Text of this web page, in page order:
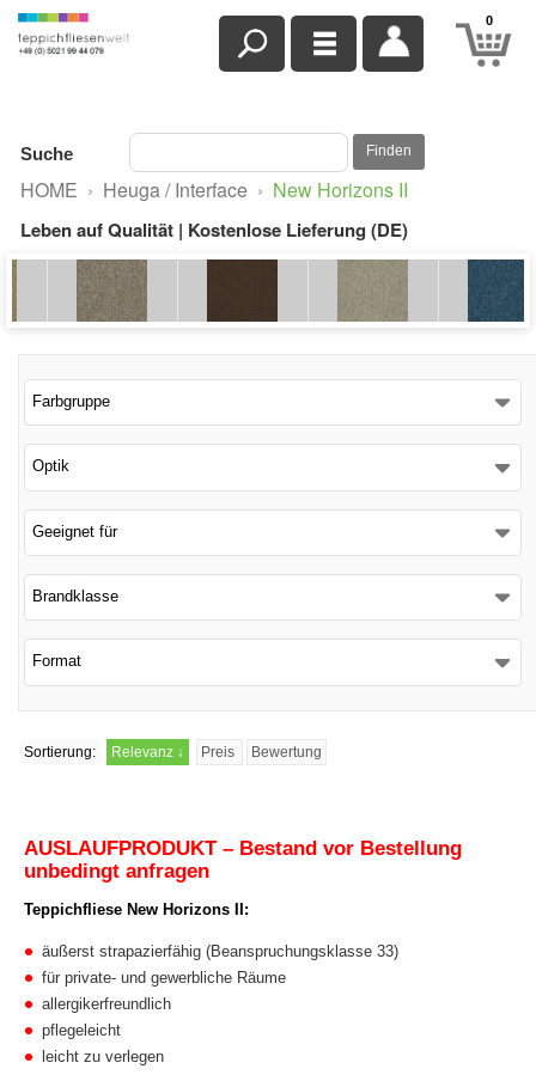
0
Suche Finden
HOME › Heuga / Interface › New Horizons II
Leben auf Qualität | Kostenlose Lieferung (DE)
Farbgruppe
Optik
Geeignet für
Brandklasse
Format
Sortierung: Relevanz ↓ Preis Bewertung
AUSLAUFPRODUKT – Bestand vor Bestellung
unbedingt anfragen
Teppichfliese New Horizons II:
äußerst strapazierfähig (Beanspruchungsklasse 33)
für private- und gewerbliche Räume
allergikerfreundlich
pflegeleicht
leicht zu verlegen
Schließen